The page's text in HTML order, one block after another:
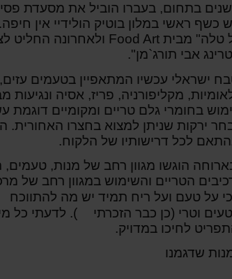
שנים בתחום, בעברו הוביל את מסעדת
ראשי במלון בוטיק הולידיי אין חיפה. ב-7 השנים
טלה" מבית Food Art ולאחרונה החליט
אבי תורג`מן".
ישראלי עכשיו המתאפיין בטעמים
מקליפורניה, פריז, אסיה
בחומרי גלם טריים ומקומיים דוגמת
ירקות שניתן למצוא בחצרו האחורית.
לכל דרישותיו של הלקוח.
הוגשו מגוון רחב של מנות, טעמים,
הטריים והשימוש במגוון רחב של
על טעם ועל ריח תמיד יש מה להתווכח
וטרי (כן כבר הזכרתי
). לדעתי כל
לחיכו במדויק.
שדגמנו